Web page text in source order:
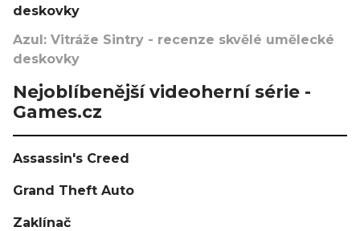
deskovky
Azul: Vitráže Sintry - recenze skvělé umělecké
deskovky
Nejoblíbenější videoherní série -
Games.cz
Assassin's Creed
Grand Theft Auto
Zaklínač